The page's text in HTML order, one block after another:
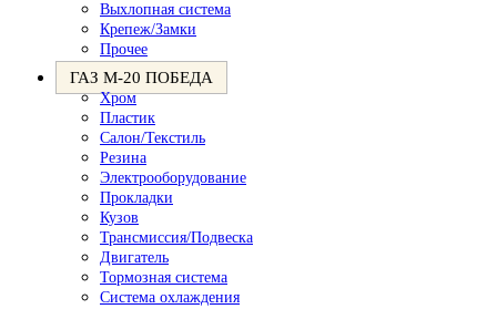
Выхлопная система
Крепеж/Замки
Прочее
ГАЗ М-20 ПОБЕДА
Хром
Пластик
Салон/Текстиль
Резина
Электрооборудование
Прокладки
Кузов
Трансмиссия/Подвеска
Двигатель
Тормозная система
Система охлаждения